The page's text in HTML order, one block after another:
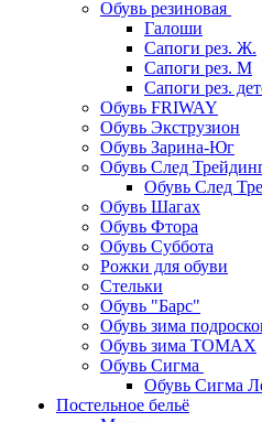
Обувь резиновая
Галоши
Сапоги рез. Ж.
Сапоги рез. М
Сапоги рез.
Обувь FRIWAY
Обувь Экструзион
Обувь Зарина-Юг
Обувь След
Обувь След
Обувь Шагах
Обувь Фтора
Обувь Суббота
Рожки для обуви
Стельки
Обувь "Барс"
Обувь зима
Обувь зима ТОМАХ
Обувь Сигма
Обувь Сигма
Постельное бельё